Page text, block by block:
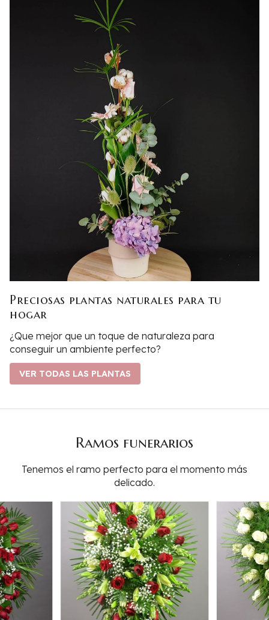
Preciosas plantas naturales para tu
hogar
¿Que mejor que un toque de naturaleza para
conseguir un ambiente perfecto?
VER TODAS LAS PLANTAS
Ramos funerarios
Tenemos el ramo perfecto para el momento más
delicado.